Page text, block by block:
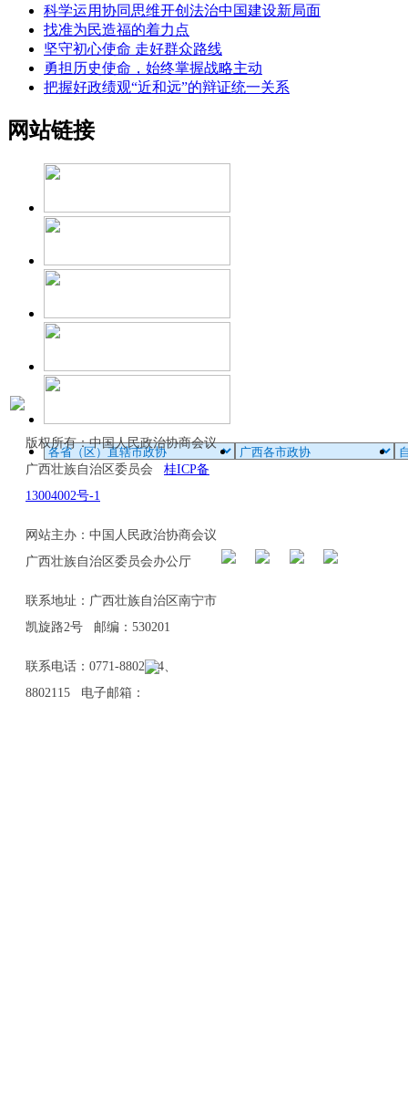
科学运用协同思维开创法治中国建设新局面
找准为民造福的着力点
坚守初心使命 走好群众路线
勇担历史使命，始终掌握战略主动
把握好政绩观“近和远”的辩证统一关系
网站链接
版权所有：中国人民政治协商会议
广西壮族自治区委员会 桂ICP备
13004002号-1
网站主办：中国人民政治协商会议
广西壮族自治区委员会办公厅
联系地址：广西壮族自治区南宁市
凯旋路2号 邮编：530201
联系电话：0771-8802114、
8802115 电子邮箱：